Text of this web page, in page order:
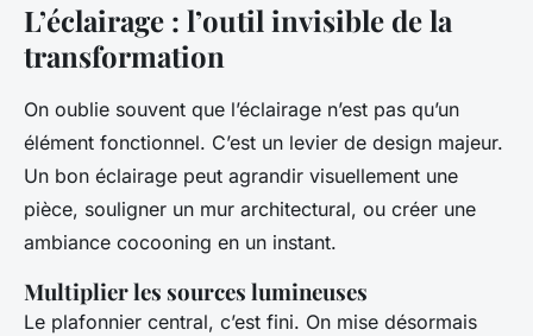
L’éclairage : l’outil invisible de la
transformation
On oublie souvent que l’éclairage n’est pas qu’un
élément fonctionnel. C’est un levier de design majeur.
Un bon éclairage peut agrandir visuellement une
pièce, souligner un mur architectural, ou créer une
ambiance cocooning en un instant.
Multiplier les sources lumineuses
Le plafonnier central, c’est fini. On mise désormais